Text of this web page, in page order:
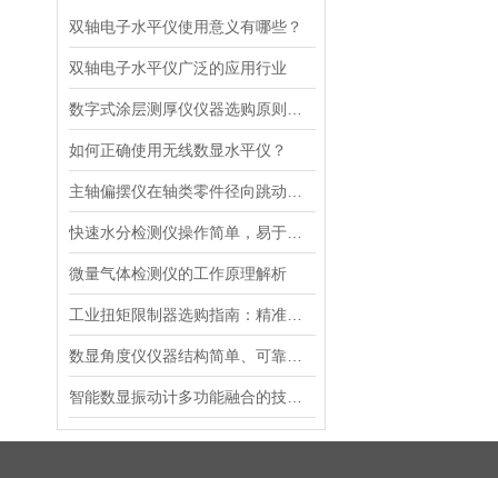
双轴电子水平仪使用意义有哪些？
双轴电子水平仪广泛的应用行业
如何正确使用无线数显水平仪？
微量气体检测仪的工作原理解析